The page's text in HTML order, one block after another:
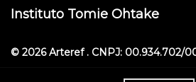
Instituto Tomie Ohtake
© 2026 Arteref . CNPJ: 00.934.702/